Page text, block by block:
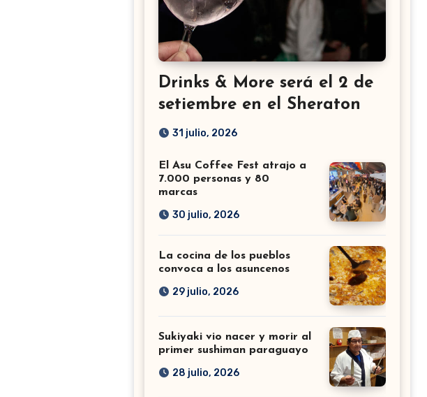
Drinks & More será el 2 de
setiembre en el Sheraton
31 julio, 2026
El Asu Coffee Fest atrajo a
7.000 personas y 80
marcas
30 julio, 2026
La cocina de los pueblos
convoca a los asuncenos
29 julio, 2026
Sukiyaki vio nacer y morir al
primer sushiman paraguayo
28 julio, 2026